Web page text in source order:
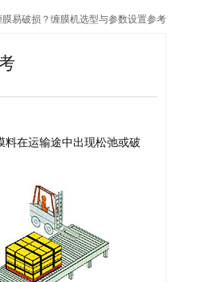
易破损？缠膜机选型与参数设置参考
料在运输途中出现松弛或破